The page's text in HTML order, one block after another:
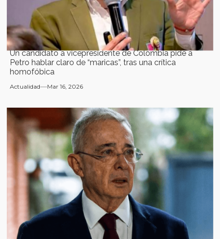
Un candidato a vicepresidente de Colombia pide a
Petro hablar claro de “maricas”, tras una crítica
homofóbica
Actualidad Mar 16, 2026